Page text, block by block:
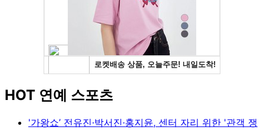
HOT 연예 스포츠
'가왕쇼’ 전유진·박서진·홍지윤, 센터 자리 위한 '관객 쟁